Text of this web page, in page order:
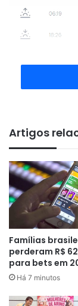
Artigos
Famílias
perderam R$
para bets em
Há 7 minutos